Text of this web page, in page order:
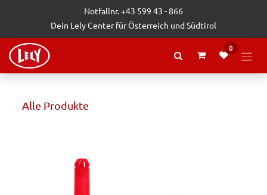
Zum Inhalt springenNotfallnr. +43 599 43 - 866
Dein Lely Center für Österreich und Südtirol
0
Alle Produkte